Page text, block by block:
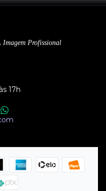
Imagem Profissional
17h